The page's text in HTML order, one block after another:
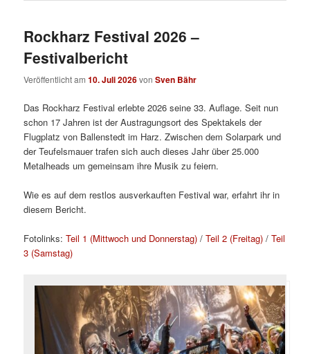
Rockharz Festival 2026 –
Festivalbericht
Veröffentlicht am10. Juli 2026vonSven Bähr
Das Rockharz Festival erlebte 2026 seine 33. Auflage. Seit nun
schon 17 Jahren ist der Austragungsort des Spektakels der
Flugplatz von Ballenstedt im Harz. Zwischen dem Solarpark und
der Teufelsmauer trafen sich auch dieses Jahr über 25.000
Metalheads um gemeinsam ihre Musik zu feiern.
Wie es auf dem restlos ausverkauften Festival war, erfahrt ihr in
diesem Bericht.
Fotolinks:Teil 1 (Mittwoch und Donnerstag) /Teil 2 (Freitag) /Teil
3 (Samstag)